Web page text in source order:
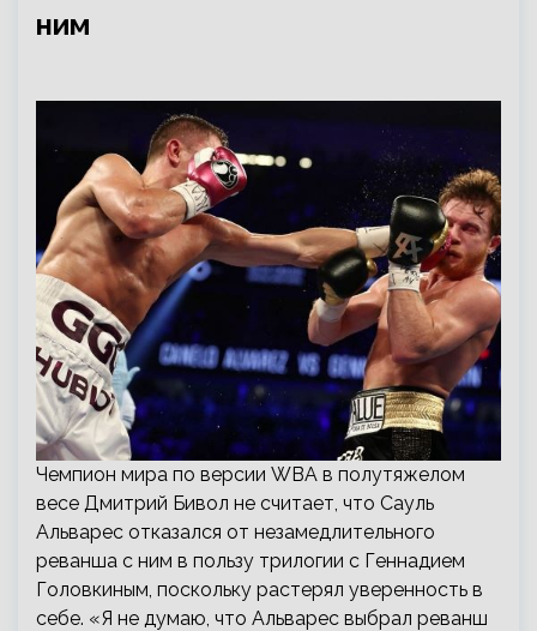
ним
Чемпион мира по версии WBA в полутяжелом
весе Дмитрий Бивол не считает, что Сауль
Альварес отказался от незамедлительного
реванша с ним в пользу трилогии с Геннадием
Головкиным, поскольку растерял уверенность в
себе. «Я не думаю, что Альварес выбрал реванш